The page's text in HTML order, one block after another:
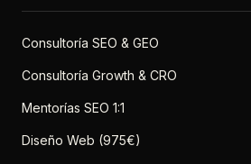
Consultoría SEO & GEO
Consultoría Growth & CRO
Mentorías SEO 1:1
Diseño Web (975€)